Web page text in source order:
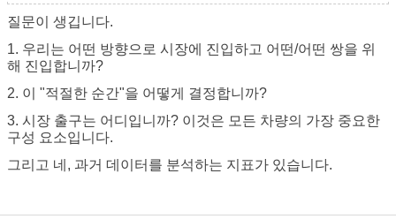
질문이 생깁니다.
1. 우리는 어떤 방향으로 시장에 진입하고 어떤/어떤 쌍을 위
해 진입합니까?
2. 이 "적절한 순간"을 어떻게 결정합니까?
3. 시장 출구는 어디입니까? 이것은 모든 차량의 가장 중요한
구성 요소입니다.
그리고 네, 과거 데이터를 분석하는 지표가 있습니다.